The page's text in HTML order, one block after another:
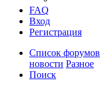
FAQ
Вход
Регистрация
Список форумов
новости Разное
Поиск